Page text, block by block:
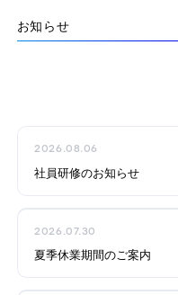
お知らせ
2026.08.06
社員研修のお知らせ
2026.07.30
夏季休業期間のご案内